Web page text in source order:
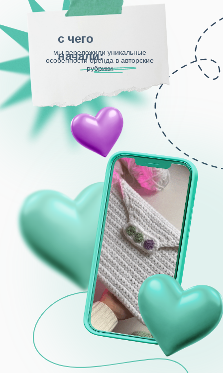
мы переложили уникальные
особенности бренда в авторские
рубрики
с чего
начали: